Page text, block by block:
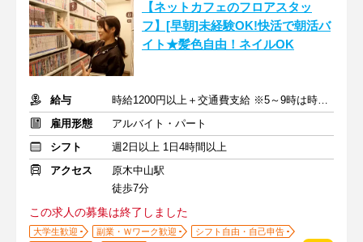
【ネットカフェのフロアスタッ
フ】[早朝]未経験OK!快活で朝活バ
イト★髪色自由！ネイルOK
給与
時給1200円以上＋交通費支給 ※5～9時は時給1250円
雇用形態
アルバイト・パート
シフト
週2日以上 1日4時間以上
アクセス
原木中山駅
徒歩7分
この求人の募集は終了しました
大学生歓迎 副業・Ｗワーク歓迎
シフト自由・自己申告